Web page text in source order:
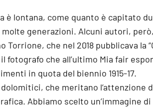
è lontana, come quanto è capitato
molte generazioni. Alcuni autori,
Torrione, che nel 2018 pubblicava la
fotografo che all’ultimo Mia fair
in quota del biennio 1915-17.
che meritano l’attenzione
Abbiamo scelto un’immagine